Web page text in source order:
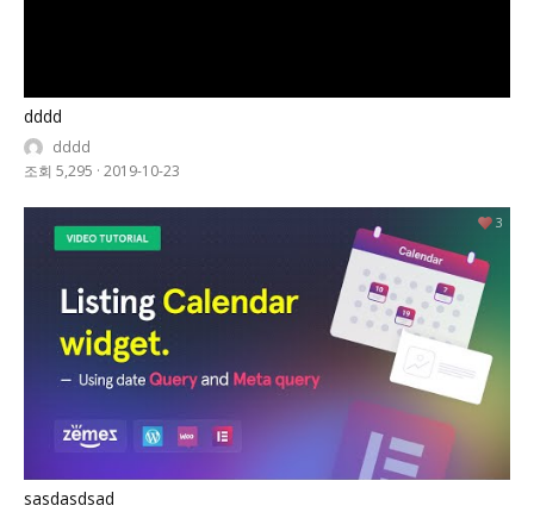
dddd
dddd
조회 5,295 · 2019-10-23
sasdasdsad
3